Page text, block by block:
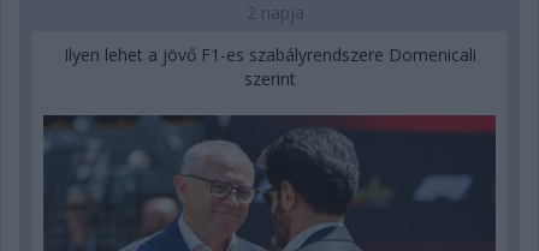
2 napja
Ilyen lehet a jövő F1-es szabályrendszere Domenicali
szerint